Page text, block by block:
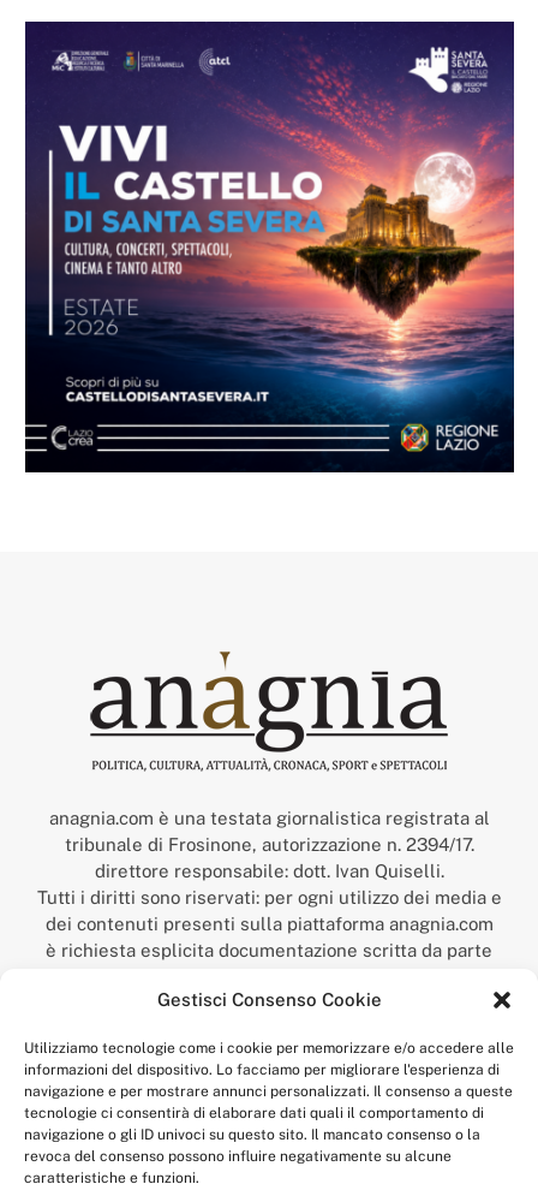
Gestisci Consenso Cookie
Utilizziamo tecnologie come i cookie per memorizzare e/o accedere alle
informazioni del dispositivo. Lo facciamo per migliorare l'esperienza di
navigazione e per mostrare annunci personalizzati. Il consenso a queste
tecnologie ci consentirà di elaborare dati quali il comportamento di
navigazione o gli ID univoci su questo sito. Il mancato consenso o la
revoca del consenso possono influire negativamente su alcune
caratteristiche e funzioni.
anagnia.com è una testata giornalistica registrata al
tribunale di Frosinone, autorizzazione n. 2394/17.
direttore responsabile: dott. Ivan Quiselli.
Tutti i diritti sono riservati: per ogni utilizzo dei media e
dei contenuti presenti sulla piattaforma anagnia.com
è richiesta esplicita documentazione scritta da parte
“Anagnia” è un marchio registrato presso l’Ufficio Italiano
Economico,
num. registrazione: 302017000014044 del 9 febbraio 2017.
Per contatti:redazione@anagnia.com